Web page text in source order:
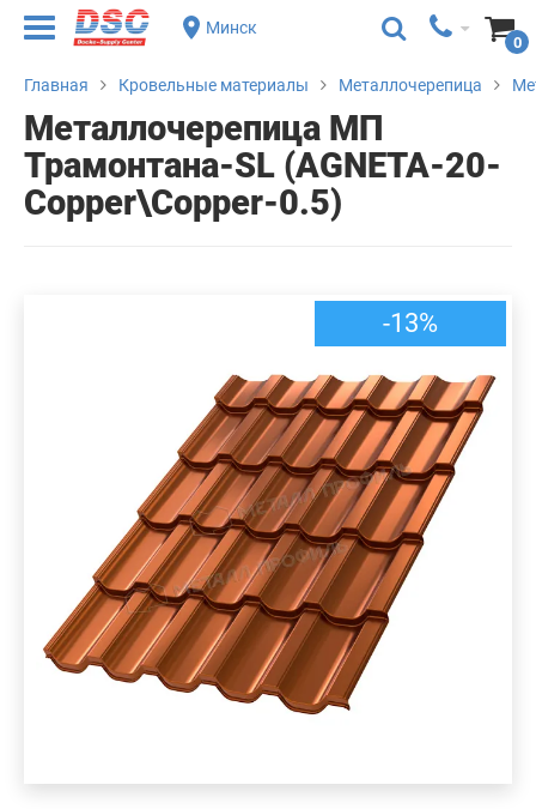
Минск
0
Главная Кровельные материалы Металлочерепица
Металлочерепица МП
Трамонтана-SL (AGNETA-20-
Copper\Copper-0.5)
-13%